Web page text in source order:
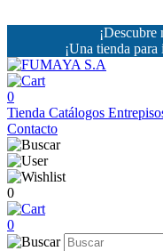
¡Una tienda
0
Tienda Catálogos
Contacto
0
0